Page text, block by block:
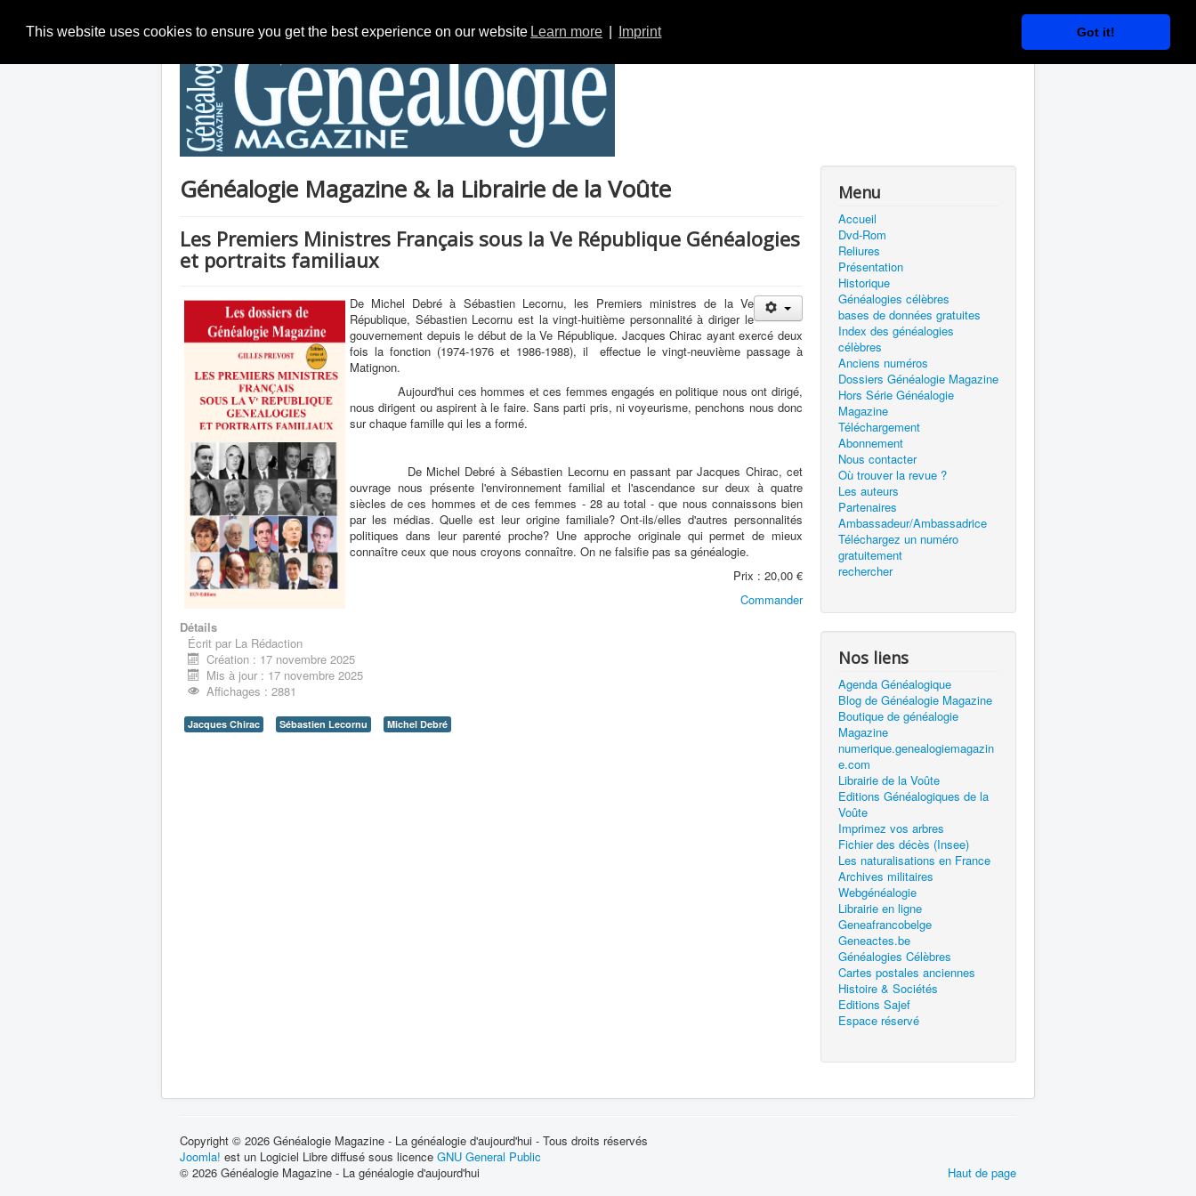
This website uses cookies to ensure you get the best experience on our website Learn more Imprint Got it!
Généalogie Magazine & la Librairie de la Voûte
Les Premiers Ministres Français sous la Ve République Généalogies
et portraits familiaux
De Michel Debré à Sébastien Lecornu, les Premiers ministres de la Ve
République, Sébastien Lecornu est la vingt-huitième personnalité à diriger le
gouvernement depuis le début de la Ve République. Jacques Chirac ayant exercé deux
fois la fonction (1974-1976 et 1986-1988), il effectue le vingt-neuvième passage à
Matignon.
Aujourd'hui ces hommes et ces femmes engagés en politique nous ont dirigé,
nous dirigent ou aspirent à le faire. Sans parti pris, ni voyeurisme, penchons nous donc
sur chaque famille qui les a formé.
De Michel Debré à Sébastien Lecornu en passant par Jacques Chirac, cet
ouvrage nous présente l'environnement familial et l'ascendance sur deux à quatre
siècles de ces hommes et de ces femmes - 28 au total - que nous connaissons bien
par les médias. Quelle est leur origine familiale? Ont-ils/elles d'autres personnalités
politiques dans leur parenté proche? Une approche originale qui permet de mieux
connaître ceux que nous croyons connaître. On ne falsifie pas sa généalogie.
Prix : 20,00 €
Commander
Détails
Écrit par La Rédaction
Création : 17 novembre 2025
Mis à jour : 17 novembre 2025
Affichages : 2881
Jacques Chirac Sébastien Lecornu Michel Debré
Menu
Accueil
Dvd-Rom
Reliures
Présentation
Historique
Généalogies célèbres
bases de données gratuites
Index des généalogies
célèbres
Anciens numéros
Dossiers Généalogie Magazine
Hors Série Généalogie
Magazine
Téléchargement
Abonnement
Nous contacter
Où trouver la revue ?
Les auteurs
Partenaires
Ambassadeur/Ambassadrice
Téléchargez un numéro
gratuitement
rechercher
Nos liens
Agenda Généalogique
Blog de Généalogie Magazine
Boutique de généalogie
Magazine
numerique.genealogiemagazin
e.com
Librairie de la Voûte
Editions Généalogiques de la
Voûte
Imprimez vos arbres
Fichier des décès (Insee)
Les naturalisations en France
Archives militaires
Webgénéalogie
Librairie en ligne
Geneafrancobelge
Geneactes.be
Généalogies Célèbres
Cartes postales anciennes
Histoire & Sociétés
Editions Sajef
Espace réservé
Copyright © 2026 Généalogie Magazine - La généalogie d'aujourd'hui - Tous droits réservés
Joomla! est un Logiciel Libre diffusé sous licence GNU General Public
Haut de page
© 2026 Généalogie Magazine - La généalogie d'aujourd'hui